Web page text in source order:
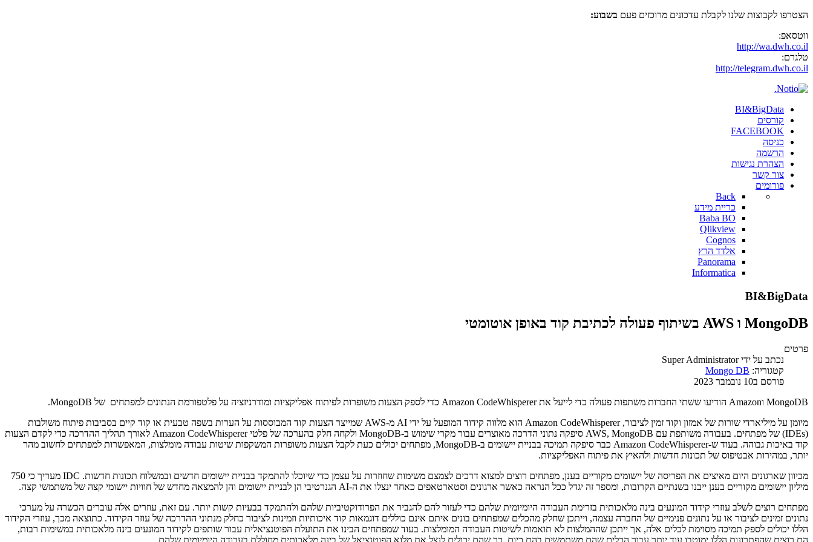
הצטרפו לקבוצות שלנו לקבלת עדכונים מרוכזים פעם בשבוע:
ווטסאפ:
http://wa.dwh.co.il
טלגרם:
http://telegram.dwh.co.il
BI&BigData
קורסים
FACEBOOK
כניסה
הרשמה
הצהרת נגישות
צור קשר
פורומים
Back
כריית מידע
Baba BO
Qlikview
Cognos
אלדד הרץ
Panorama
Informatica
BI&BigData
MongoDB ו AWS בשיתוף פעולה לכתיבת קוד באופן אוטומטי
פרטים
נכתב על ידיSuper Administrator
קטגוריה: Mongo DB
פורסם ב10 נובמבר 2023
MongoDB וAmazon הודיעו ששתי החברות משתפות פעולה כדי לייעל את Amazon CodeWhisperer כדי לספק הצעות משופרות לפיתוח אפליקציות ומודרניזציה על פלטפורמת הנתונים למפתחים של MongoDB.
מיומן על מיליארדי שורות של אמזון וקוד זמין לציבור, Amazon CodeWhisperer הוא מלווה קידוד המופעל על ידי AI מ-AWS שמייצר הצעות קוד המבוססות על הערות בשפה טבעית או קוד קיים בסביבות פיתוח משולבות
(IDEs) של מפתחים. בעבודה משותפת עם AWS, MongoDB סיפקה נתוני הדרכה מאוצרים עבור מקרי שימוש ב-MongoDB ולקחה חלק בהערכה של פלטי Amazon CodeWhisperer לאורך תהליך ההדרכה כדי לקדם הצעות
קוד באיכות גבוהה. בעוד ש-Amazon CodeWhisperer כבר סיפקה תמיכה בבניית יישומים ב-MongoDB, מפתחים יכולים כעת לקבל הצעות משופרות המשקפות שיטות עבודה מומלצות, המאפשרות למפתחים לחשוב מהר
יותר, במהירות אבטיפוס של תכונות חדשות ולהאיץ את פיתוח האפליקציות.
מכיוון שארגונים היום מאיצים את הפריסה של יישומים מקוריים בענן, מפתחים רוצים למצוא דרכים לצמצם משימות שחוזרות על עצמן כדי שיוכלו להתמקד בבניית יישומים חדשים ובמשלוח תכונות חדשות. IDC מעריך כי 750
מיליון יישומים מקוריים בענן ייבנו בשנתיים הקרובות, ומספר זה יגדל ככל הנראה כאשר ארגונים וסטארטאפים כאחד ינצלו את ה-AI הגנרטיבי הן לבניית יישומים והן להמצאה מחדש של חוויות יישומי קצה של משתמשי קצה.
מפתחים רוצים לשלב עוזרי קידוד המונעים בינה מלאכותית בזרימת העבודה היומיומית שלהם כדי לעזור להם להגביר את הפרודוקטיביות שלהם ולהתמקד בבעיות קשות יותר. עם זאת, עוזרים אלה עוברים הכשרה על מערכי
נתונים זמינים לציבור או על נתונים פנימיים של החברה עצמה, וייתכן שחלק מהכלים שמפתחים בונים איתם אינם כוללים דוגמאות קוד איכותיות וזמינות לציבור כחלק מנתוני ההדרכה של עוזר הקידוד. כתוצאה מכך, עוזרי הקידוד
הללו יכולים לספק תמיכה מסוימת לכלים אלה, אך ייתכן שההמלצות לא תואמות לשיטות העבודה המומלצות. בעוד שמפתחים הבינו את התועלת הפוטנציאלית עבור שותפים לקידוד המונעים בינה מלאכותית במשימות רבות,
הם רוצים שהפתרונות הללו ימוטבו עוד יותר עבור הכלים שהם משתמשים בהם כיום, כך שהם יכולים לנצל את מלוא הפוטנציאל של בינה מלאכותית מחוללת בעבודה היומיומית שלהם.